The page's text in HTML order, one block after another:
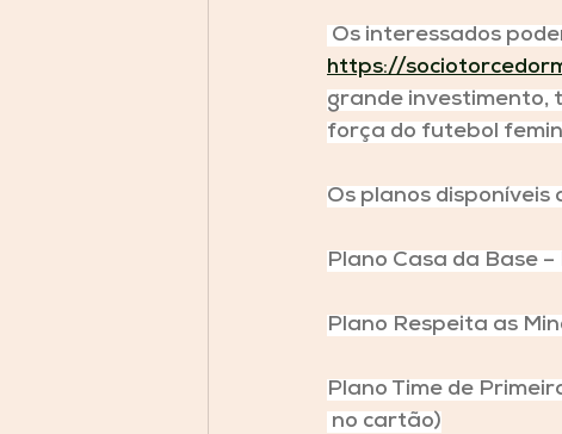
Os interessados
https://
grande investimento,
força do futebol
Os planos disponíveis
Plano Casa da Base
Plano Respeita as
Plano Time de
no cartão)